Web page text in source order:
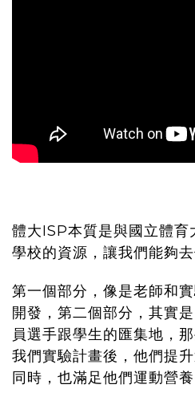
體大ISP本質是與國立體育
學校的資源，讓我們能夠去
第一個部分，像是老師和
開發，第二個部分，其實
員選手跟學生的匯集地，
我們實驗計畫後，他們提
同時，也滿足他們運動營養